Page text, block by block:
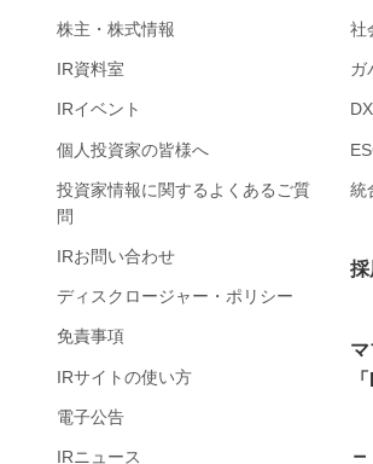
株主・株式情報
IR資料室
IRイベント
個人投資家の皆様へ
投資家情報に関するよくあるご質
問
IRお問い合わせ
ディスクロージャー・ポリシー
免責事項
IRサイトの使い方
電子公告
IRニュース
社
ガ
統
採